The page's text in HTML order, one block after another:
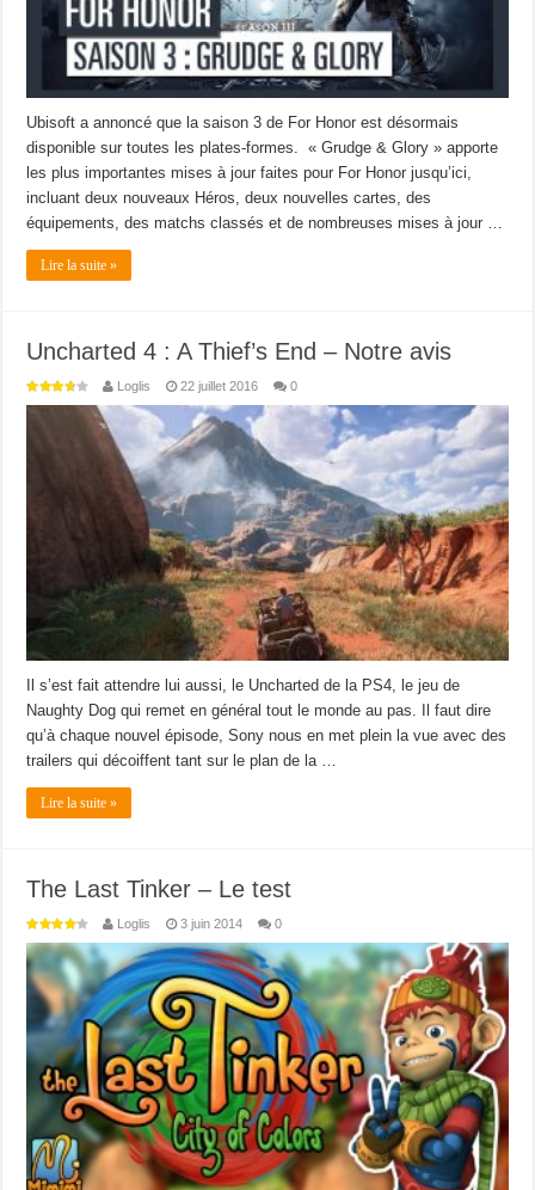
Ubisoft a annoncé que la saison 3 de For Honor est désormais
disponible sur toutes les plates-formes. « Grudge & Glory » apporte
les plus importantes mises à jour faites pour For Honor jusqu’ici,
incluant deux nouveaux Héros, deux nouvelles cartes, des
équipements, des matchs classés et de nombreuses mises à jour …
Lire la suite »
Uncharted 4 : A Thief’s End – Notre avis
Loglis 22 juillet 2016 0
Il s’est fait attendre lui aussi, le Uncharted de la PS4, le jeu de
Naughty Dog qui remet en général tout le monde au pas. Il faut dire
qu’à chaque nouvel épisode, Sony nous en met plein la vue avec des
trailers qui décoiffent tant sur le plan de la …
Lire la suite »
The Last Tinker – Le test
Loglis 3 juin 2014 0